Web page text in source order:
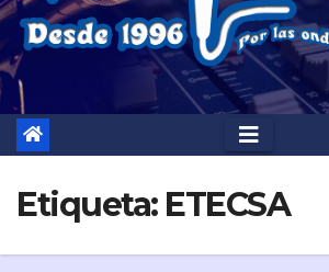
Etiqueta: ETECSA